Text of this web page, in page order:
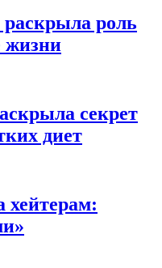
роль
жизни
секрет
диет
хейтерам: